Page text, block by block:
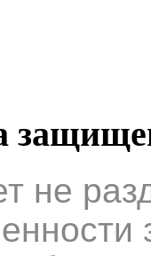
не